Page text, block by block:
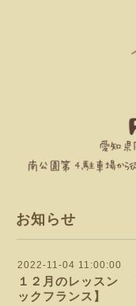
お知らせ
2022-11-04 11:00:00
１２月のレッスン
ックフランス】